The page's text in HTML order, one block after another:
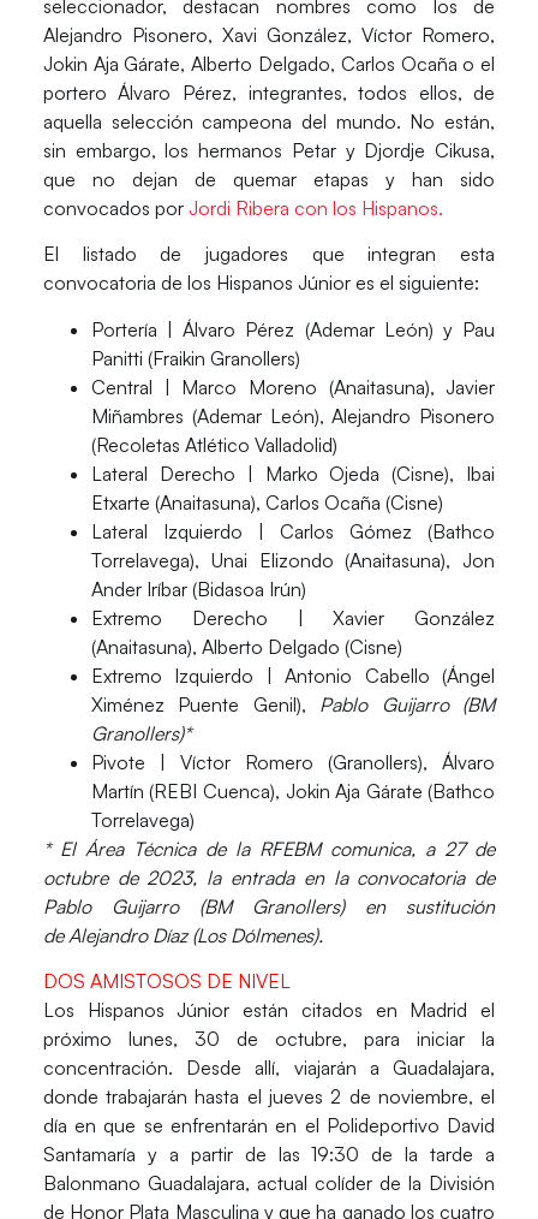
seleccionador,destacan nombres como los de
Alejandro Pisonero, Xavi González, Víctor Romero,
Jokin Aja Gárate, Alberto Delgado, Carlos Ocaña o el
portero Álvaro Pérez, integrantes, todos ellos, de
aquella selección campeona del mundo. No están,
sin embargo, los hermanos Petar y Djordje Cikusa,
que no dejan de quemar etapas y han sido
convocados por Jordi Ribera con los Hispanos.
El listado de jugadores que integran esta
convocatoria de los Hispanos Júnior es el siguiente:
Portería | Álvaro Pérez (Ademar León) y Pau
Panitti (Fraikin Granollers)
Central | Marco Moreno (Anaitasuna), Javier
Miñambres (Ademar León), Alejandro Pisonero
(Recoletas Atlético Valladolid)
Lateral Derecho | Marko Ojeda (Cisne), Ibai
Etxarte (Anaitasuna), Carlos Ocaña (Cisne)
Lateral Izquierdo | Carlos Gómez (Bathco
Torrelavega), Unai Elizondo (Anaitasuna), Jon
Ander Iríbar (Bidasoa Irún)
Extremo Derecho | Xavier González
(Anaitasuna), Alberto Delgado (Cisne)
Extremo Izquierdo | Antonio Cabello (Ángel
Ximénez Puente Genil), Pablo Guijarro (BM
Granollers)*
Pivote | Víctor Romero (Granollers), Álvaro
Martín (REBI Cuenca), Jokin Aja Gárate (Bathco
Torrelavega)
* El Área Técnica de la RFEBM comunica, a 27 de
octubre de 2023, la entrada en la convocatoria de
Pablo Guijarro (BM Granollers) en sustitución
de Alejandro Díaz (Los Dólmenes).
DOS AMISTOSOS DE NIVEL
Los Hispanos Júnior están citados en Madrid el
próximo lunes, 30 de octubre, para iniciar la
concentración. Desde allí, viajarán a Guadalajara,
donde trabajarán hasta el jueves 2 de noviembre, el
día en que se enfrentarán en el Polideportivo David
Santamaría y a partir de las19:30 de la tarde a
Balonmano Guadalajara, actual colíder de la División
de Honor Plata Masculina y que ha ganado loscuatro